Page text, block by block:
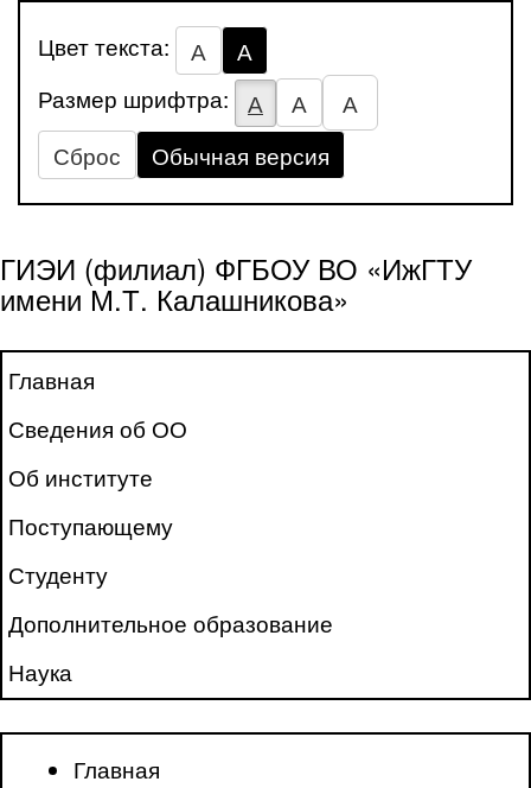
Цвет текста: А
А
Размер шрифтра:
А А
А
Сброс
Обычная версия
ГИЭИ (филиал) ФГБОУ ВО «ИжГТУ
имени М.Т. Калашникова»
Главная
Сведения об ОО
Об институте
Поступающему
Студенту
Дополнительное образование
Наука
Главная